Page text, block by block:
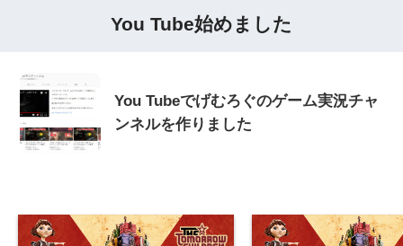
You Tube始めました
You Tubeでげむろぐのゲーム実況チャ
ンネルを作りました